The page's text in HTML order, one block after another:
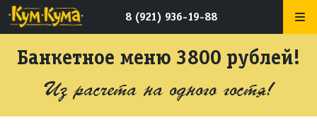
8 (921) 936-19-88
Банкетное меню 3800 рублей!
Из расчета на одного гостя!